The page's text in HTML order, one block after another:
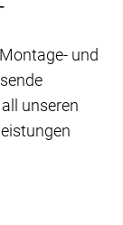
und
unseren